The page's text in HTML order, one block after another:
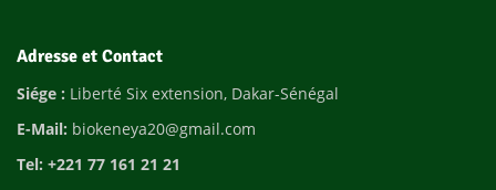
Adresse et Contact
Siége : Liberté Six extension, Dakar-Sénégal
E-Mail: biokeneya20@gmail.com
Tel: +221 77 161 21 21